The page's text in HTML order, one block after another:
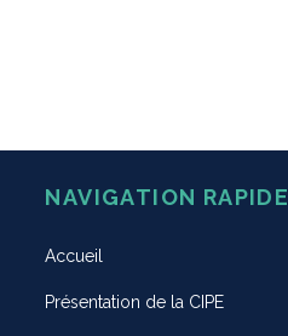
NAVIGATION RAPIDE
Accueil
Présentation de la CIPE